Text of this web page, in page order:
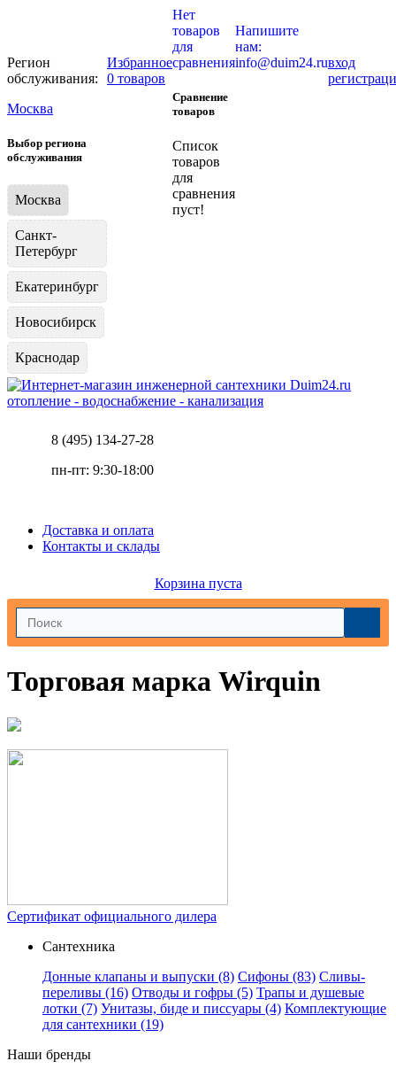
Регион
обслуживания:
Москва
Выбор региона
обслуживания
Москва
Санкт-
Петербург
Екатеринбург
Новосибирск
Краснодар
Избранное
0 товаров
Нет
товаров
для
сравнения
Сравнение
товаров
Список
товаров
для
сравнения
пуст!
Напишите
нам:
info@duim24.ruвход
отопление - водоснабжение - канализация
8 (495) 134-27-28
пн-пт: 9:30-18:00
Доставка и оплата
Контакты и склады
Корзина пуста
Торговая марка Wirquin
Сертификат официального дилера
Сантехника
Донные клапаны и выпуски (8) Сифоны (83) Сливы-
переливы (16) Отводы и гофры (5) Трапы и душевые
лотки (7) Унитазы, биде и писсуары (4) Комплектующие
для сантехники (19)
Наши бренды